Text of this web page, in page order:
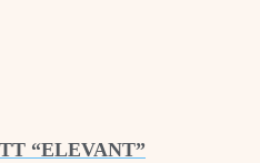
“ELEVANT”